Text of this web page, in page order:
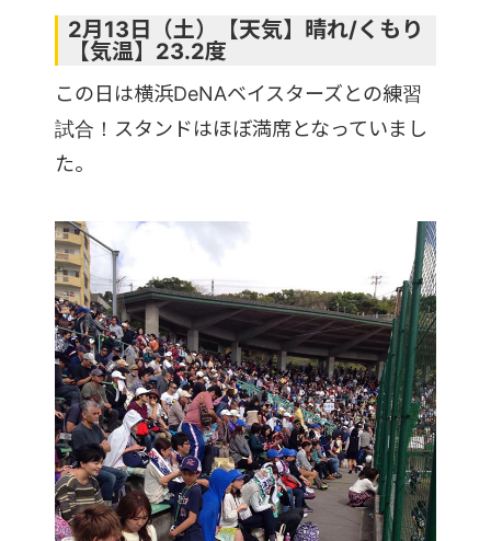
2月13日（土）【天気】晴れ/くもり
【気温】23.2度
この日は横浜DeNAベイスターズとの練習
試合！スタンドはほぼ満席となっていまし
た。